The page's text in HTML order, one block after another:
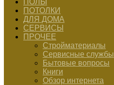
ПОЛЫ
ПОТОЛКИ
ДЛЯ ДОМА
СЕРВИСЫ
ПРОЧЕЕ
Стройматериалы
Сервисные службы
Бытовые вопросы
Книги
Обзор интернета